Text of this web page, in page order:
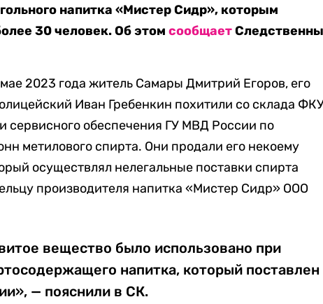
напитка «Мистер Сидр», которым
30 человек. Об этомсообщает
2023 года житель Самары Дмитрий Егоров, его
Иван Гребенкин похитили со склада
сервисного обеспечения ГУ МВД России по
метилового спирта. Они продали его некоему
осуществлял нелегальные поставки спирта
производителя напитка «Мистер Сидр» ООО
вещество было использовано при
напитка, который поставлен
— пояснили в СК.